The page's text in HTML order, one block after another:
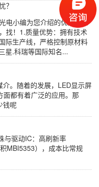
？
电小编为您介绍的优点，全
找！1.质量优势：拥有技术
际生产线，严格控制原材料
星.科瑞等国际知名...
。随着的发展，LED显示屏
都有着广泛的应用。那
钱呢
与驱动IC：高刷新率
MBI5353），成本比常规